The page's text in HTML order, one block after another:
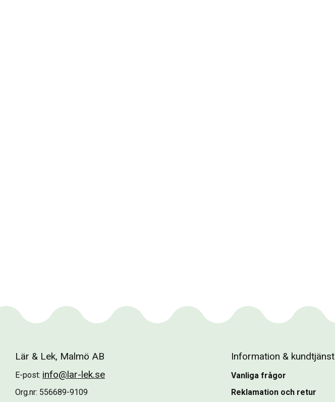
Lär & Lek, Malmö AB
E-post: info@lar-lek.se
Org.nr: 556689-9109
Information & kundtjänst
Vanliga frågor
Reklamation och retur